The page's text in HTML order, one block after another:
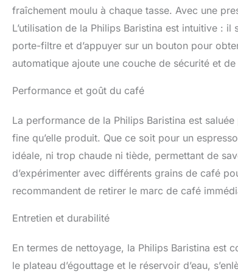
fraîchement moulu à chaque tasse. Avec une
L’utilisation de la Philips Baristina est intuitive :
porte-filtre et d’appuyer sur un bouton pour
automatique ajoute une couche de sécurité et
Performance et goût du café
La performance de la Philips Baristina est
fine qu’elle produit. Que ce soit pour un
idéale, ni trop chaude ni tiède, permettant de
d’expérimenter avec différents grains de café
recommandent de retirer le marc de café
Entretien et durabilité
En termes de nettoyage, la Philips Baristina est
le plateau d’égouttage et le réservoir d’eau,